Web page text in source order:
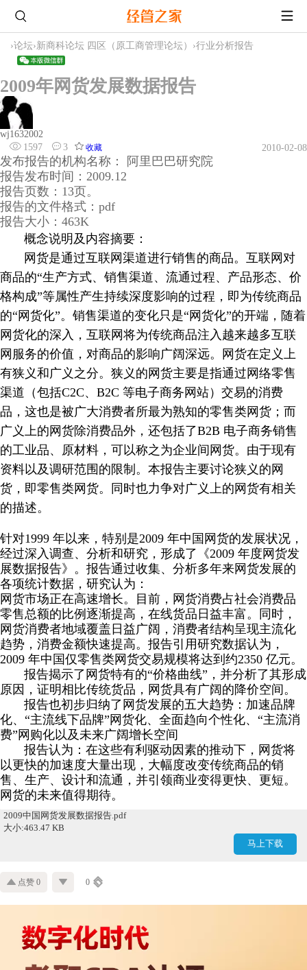
›论坛›新商科论坛 四区（原工商管理论坛） ›行业分析报告
2009年网货发展数据报告
wj1632002
1597
3 收藏 2010-02-08
发布报告的机构名称： 阿里巴巴研究院
报告发布时间：2009.12
报告页数：13页。
报告的文件格式：pdf
报告大小：463K
概念说明及内容摘要：
网货是通过互联网渠道进行销售的商品。互联网对
商品的“生产方式、销售渠道、流通过程、产品形态、价
格构成”等属性产生持续深度影响的过程，即为传统商品
的“网货化”。销售渠道的变化只是“网货化”的开端，随着
网货化的深入，互联网将为传统商品注入越来越多互联
网服务的价值，对商品的影响广阔深远。网货在定义上
有狭义和广义之分。狭义的网货主要是指通过网络零售
渠道（包括C2C、B2C 等电子商务网站）交易的消费
品，这也是被广大消费者所最为熟知的零售类网货；而
广义上的网货除消费品外，还包括了B2B 电子商务销售
的工业品、原材料，可以称之为企业间网货。由于现有
资料以及调研范围的限制。本报告主要讨论狭义的网
货，即零售类网货。同时也力争对广义上的网货有相关
的描述。
针对1999 年以来，特别是2009 年中国网货的发展状况，
经过深入调查、分析和研究，形成了《2009 年度网货发
展数据报告》。报告通过收集、分析多年来网货发展的
各项统计数据，研究认为：
网货市场正在高速增长。目前，网货消费占社会消费品
零售总额的比例逐渐提高，在线货品日益丰富。同时，
网货消费者地域覆盖日益广阔，消费者结构呈现主流化
趋势，消费金额快速提高。报告引用研究数据认为，
2009 年中国仅零售类网货交易规模将达到约2350 亿元。
报告揭示了网货特有的“价格曲线”，并分析了其形成
原因，证明相比传统货品，网货具有广阔的降价空间。
报告也初步归纳了网货发展的五大趋势：加速品牌
化、“主流线下品牌”网货化、全面趋向个性化、“主流消
费”网购化以及未来广阔增长空间
报告认为：在这些有利驱动因素的推动下，网货将
以更快的加速度大量出现，大幅度改变传统商品的销
售、生产、设计和流通，并引领商业变得更快、更短。
网货的未来值得期待。
2009中国网货发展数据报告.pdf
大小:463.47 KB
马上下载
点赞 0 0